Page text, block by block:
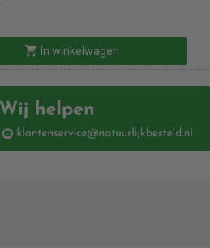
shopping_cart In winkelwagen